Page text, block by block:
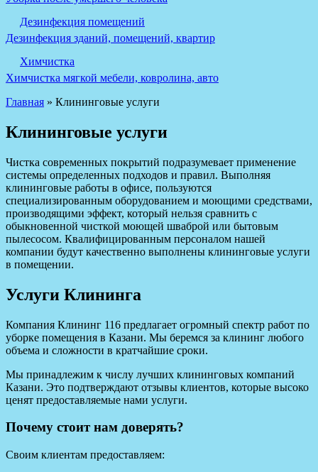
Дезинфекция помещений
Дезинфекция зданий, помещений, квартир
Химчистка
Химчистка мягкой мебели, ковролина, авто
Главная » Клининговые услуги
Клининговые услуги
Чистка современных покрытий подразумевает применение
системы определенных подходов и правил. Выполняя
клининговые работы в офисе, пользуются
специализированным оборудованием и моющими средствами,
производящими эффект, который нельзя сравнить с
обыкновенной чисткой моющей шваброй или бытовым
пылесосом. Квалифицированным персоналом нашей
компании будут качественно выполнены клининговые услуги
в помещении.
Услуги Клининга
Компания Клининг 116 предлагает огромный спектр работ по
уборке помещения в Казани. Мы беремся за клининг любого
объема и сложности в кратчайшие сроки.
Мы принадлежим к числу лучших клининговых компаний
Казани. Это подтверждают отзывы клиентов, которые высоко
ценят предоставляемые нами услуги.
Почему стоит нам доверять?
Своим клиентам предоставляем: